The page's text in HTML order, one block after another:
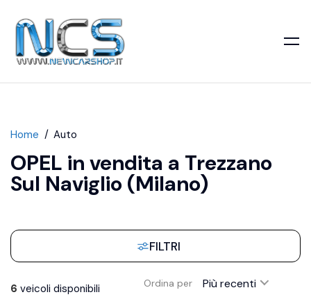
Home Auto
OPEL in vendita a Trezzano
Sul Naviglio (Milano)
FILTRI
6 veicoli disponibili Ordina per Più recenti